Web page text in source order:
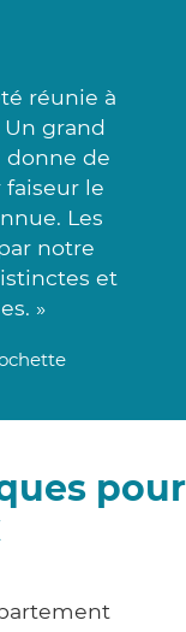
réunie à
grand
de
le
Les
notre
et
»
pour